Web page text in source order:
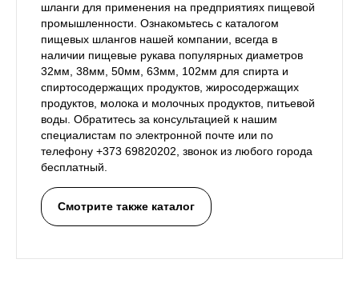
шланги для применения на предприятиях пищевой
промышленности. Ознакомьтесь с каталогом
пищевых шлангов нашей компании, всегда в
наличии пищевые рукава популярных диаметров
32мм, 38мм, 50мм, 63мм, 102мм для спирта и
спиртосодержащих продуктов, жиросодержащих
продуктов, молока и молочных продуктов, питьевой
воды. Обратитесь за консультацией к нашим
специалистам по электронной почте или по
телефону +373 69820202, звонок из любого города
бесплатный.
Смотрите также каталог